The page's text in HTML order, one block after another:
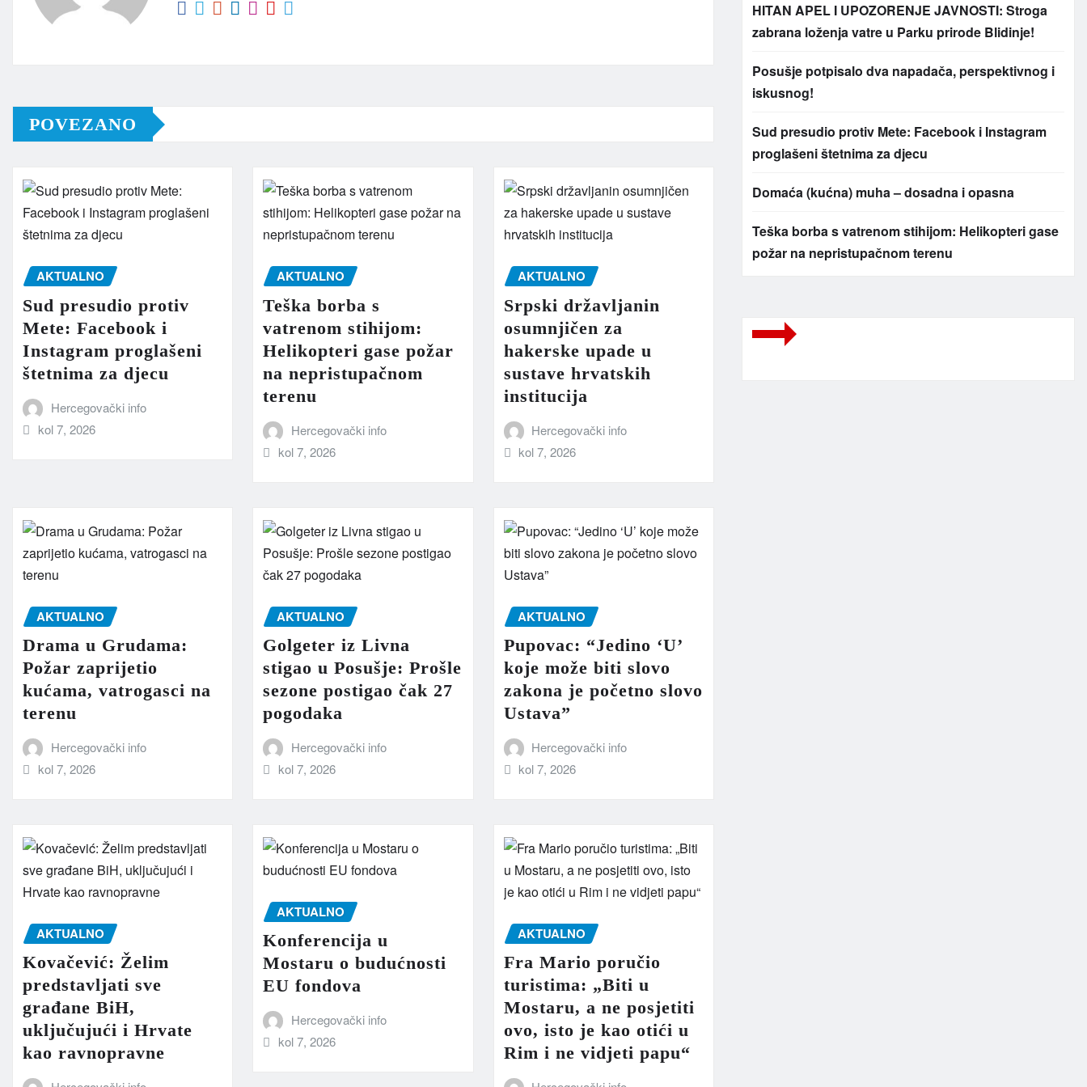
POVEZANO
AKTUALNO
Sud presudio protiv
Mete: Facebook i
Instagram proglašeni
štetnima za djecu
Hercegovački info
kol 7, 2026
AKTUALNO
Teška borba s
vatrenom stihijom:
Helikopteri gase požar
na nepristupačnom
terenu
Hercegovački info
kol 7, 2026
AKTUALNO
Srpski državljanin
osumnjičen za
hakerske upade u
sustave hrvatskih
institucija
Hercegovački info
kol 7, 2026
AKTUALNO
Drama u Grudama:
Požar zaprijetio
kućama, vatrogasci na
terenu
Hercegovački info
kol 7, 2026
AKTUALNO
Golgeter iz Livna
stigao u Posušje: Prošle
sezone postigao čak 27
pogodaka
Hercegovački info
kol 7, 2026
AKTUALNO
Pupovac: “Jedino ‘U’
koje može biti slovo
zakona je početno slovo
Ustava”
Hercegovački info
kol 7, 2026
AKTUALNO
Kovačević: Želim
predstavljati sve
građane BiH,
uključujući i Hrvate
kao ravnopravne
AKTUALNO
Konferencija u
Mostaru o budućnosti
EU fondova
Hercegovački info
kol 7, 2026
AKTUALNO
Fra Mario poručio
turistima: „Biti u
Mostaru, a ne posjetiti
ovo, isto je kao otići u
Rim i ne vidjeti papu“
HITAN APEL I UPOZORENJE JAVNOSTI: Stroga
zabrana loženja vatre u Parku prirode Blidinje!
Posušje potpisalo dva napadača, perspektivnog i
iskusnog!
Sud presudio protiv Mete: Facebook i Instagram
proglašeni štetnima za djecu
Domaća (kućna) muha – dosadna i opasna
Teška borba s vatrenom stihijom: Helikopteri gase
požar na nepristupačnom terenu